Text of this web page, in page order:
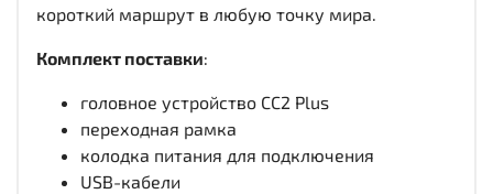
короткий маршрут в любую точку мира.
Комплект поставки:
головное устройство CC2 Plus
переходная рамка
колодка питания для подключения
USB-кабели